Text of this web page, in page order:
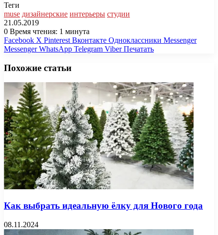
Теги
muse дизайнерские интерьеры студии
21.05.2019
0 Время чтения: 1 минута
Facebook X Pinterest Вконтакте Одноклассники Messenger
Messenger WhatsApp Telegram Viber Печатать
Похожие статьи
Как выбрать идеальную ёлку для Нового года
08.11.2024